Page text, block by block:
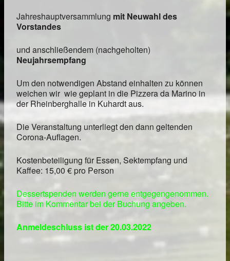
Jahreshauptversammlung mit Neuwahl des
Vorstandes
und anschließendem (nachgeholten)
Neujahrsempfang
Um den notwendigen Abstand einhalten zu können
weichen wir wie geplant in die Pizzera da Marino in
der Rheinberghalle in Kuhardt aus.
Die Veranstaltung unterliegt den dann geltenden
Corona-Auflagen.
Kostenbeteiligung für Essen, Sektempfang und
Kaffee: 15,00 € pro Person
Dessertspenden werden gerne entgegengenommen.
Bitte im Kommentar bei der Buchung angeben.
Anmeldeschluss ist der 20.03.2022